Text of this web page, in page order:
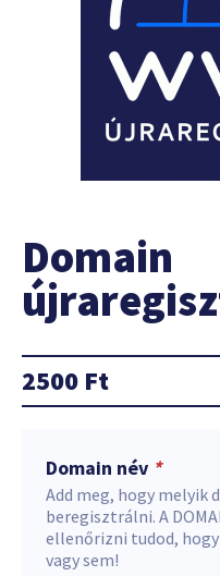
Domain
2500 Ft
Domain név *
Add meg, hogy melyik
beregisztrálni. A
ellenőrizni tudod,
vagy sem!